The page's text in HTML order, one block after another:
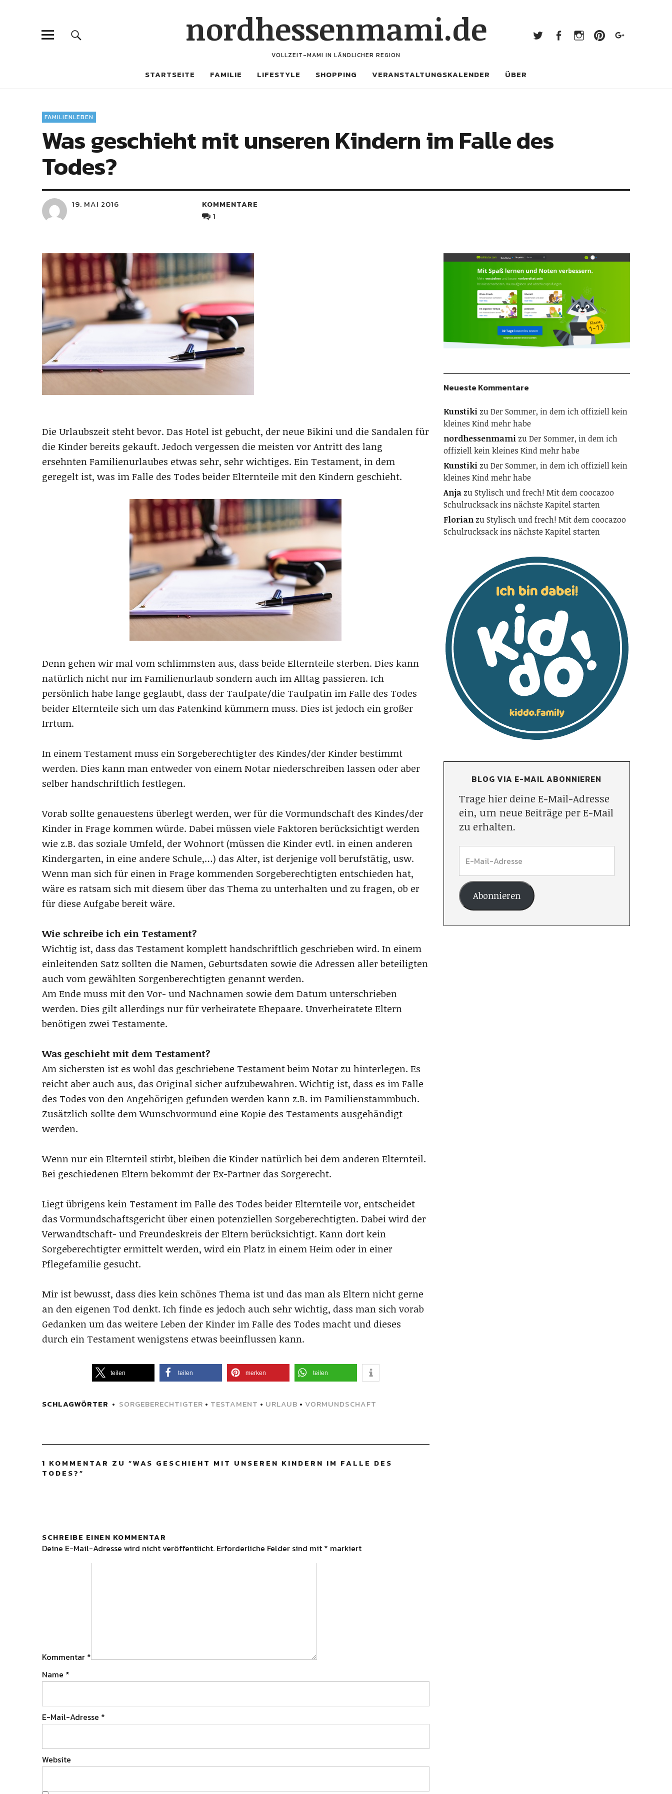
nordhessenmami.de
VOLLZEIT-MAMI IN LÄNDLICHER REGION
STARTSEITE FAMILIE LIFESTYLE SHOPPING VERANSTALTUNGSKALENDER ÜBER
FAMILIENLEBEN
Was geschieht mit unseren Kindern im Falle des
Todes?
19. MAI 2016
KOMMENTARE
1
Die Urlaubszeit steht bevor. Das Hotel ist gebucht, der neue Bikini und die Sandalen für
die Kinder bereits gekauft. Jedoch vergessen die meisten vor Antritt des lang
ersehnten Familienurlaubes etwas sehr, sehr wichtiges. Ein Testament, in dem
geregelt ist, was im Falle des Todes beider Elternteile mit den Kindern geschieht.
Denn gehen wir mal vom schlimmsten aus, dass beide Elternteile sterben. Dies kann
natürlich nicht nur im Familienurlaub sondern auch im Alltag passieren. Ich
persönlich habe lange geglaubt, dass der Taufpate/die Taufpatin im Falle des Todes
beider Elternteile sich um das Patenkind kümmern muss. Dies ist jedoch ein großer
Irrtum.
In einem Testament muss ein Sorgeberechtigter des Kindes/der Kinder bestimmt
werden. Dies kann man entweder von einem Notar niederschreiben lassen oder aber
selber handschriftlich festlegen.
Vorab sollte genauestens überlegt werden, wer für die Vormundschaft des Kindes/der
Kinder in Frage kommen würde. Dabei müssen viele Faktoren berücksichtigt werden
wie z.B. das soziale Umfeld, der Wohnort (müssen die Kinder evtl. in einen anderen
Kindergarten, in eine andere Schule,…) das Alter, ist derjenige voll berufstätig, usw.
Wenn man sich für einen in Frage kommenden Sorgeberechtigten entschieden hat,
wäre es ratsam sich mit diesem über das Thema zu unterhalten und zu fragen, ob er
für diese Aufgabe bereit wäre.
Wie schreibe ich ein Testament?
Wichtig ist, dass das Testament komplett handschriftlich geschrieben wird. In einem
einleitenden Satz sollten die Namen, Geburtsdaten sowie die Adressen aller beteiligten
auch vom gewählten Sorgenberechtigten genannt werden.
Am Ende muss mit den Vor- und Nachnamen sowie dem Datum unterschrieben
werden. Dies gilt allerdings nur für verheiratete Ehepaare. Unverheiratete Eltern
benötigen zwei Testamente.
Was geschieht mit dem Testament?
Am sichersten ist es wohl das geschriebene Testament beim Notar zu hinterlegen. Es
reicht aber auch aus, das Original sicher aufzubewahren. Wichtig ist, dass es im Falle
des Todes von den Angehörigen gefunden werden kann z.B. im Familienstammbuch.
Zusätzlich sollte dem Wunschvormund eine Kopie des Testaments ausgehändigt
werden.
Wenn nur ein Elternteil stirbt, bleiben die Kinder natürlich bei dem anderen Elternteil.
Bei geschiedenen Eltern bekommt der Ex-Partner das Sorgerecht.
Liegt übrigens kein Testament im Falle des Todes beider Elternteile vor, entscheidet
das Vormundschaftsgericht über einen potenziellen Sorgeberechtigten. Dabei wird der
Verwandtschaft- und Freundeskreis der Eltern berücksichtigt. Kann dort kein
Sorgeberechtigter ermittelt werden, wird ein Platz in einem Heim oder in einer
Pflegefamilie gesucht.
Mir ist bewusst, dass dies kein schönes Thema ist und das man als Eltern nicht gerne
an den eigenen Tod denkt. Ich finde es jedoch auch sehr wichtig, dass man sich vorab
Gedanken um das weitere Leben der Kinder im Falle des Todes macht und dieses
durch ein Testament wenigstens etwas beeinflussen kann.
teilen teilen merken teilen
SCHLAGWÖRTER SORGEBERECHTIGTER • TESTAMENT • URLAUB • VORMUNDSCHAFT
1 KOMMENTAR ZU “WAS GESCHIEHT MIT UNSEREN KINDERN IM FALLE DES
TODES?”
SCHREIBE EINEN KOMMENTAR
Deine E-Mail-Adresse wird nicht veröffentlicht. Erforderliche Felder sind mit * markiert
Kommentar *
Name *
E-Mail-Adresse *
Website
Neueste Kommentare
KunstikizuDer Sommer, in dem ich offiziell kein
kleines Kind mehr habe
nordhessenmamizuDer Sommer, in dem ich
offiziell kein kleines Kind mehr habe
KunstikizuDer Sommer, in dem ich offiziell kein
kleines Kind mehr habe
AnjazuStylisch und frech! Mit dem coocazoo
Schulrucksack ins nächste Kapitel starten
FlorianzuStylisch und frech! Mit dem coocazoo
Schulrucksack ins nächste Kapitel starten
BLOG VIA E-MAIL ABONNIEREN
Trage hier deine E-Mail-Adresse
ein, um neue Beiträge per E-Mail
zu erhalten.
Abonnieren